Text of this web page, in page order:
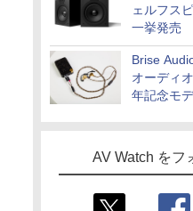
ェルフス
一挙発売
Brise
オーディ
年記念モ
AV Watch をフ